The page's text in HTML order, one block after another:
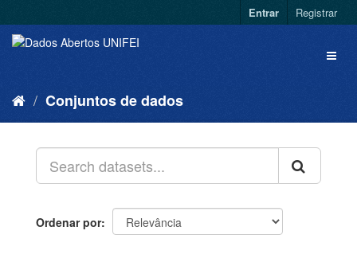
Entrar Registrar
Conjuntos de dados
Ordenar por